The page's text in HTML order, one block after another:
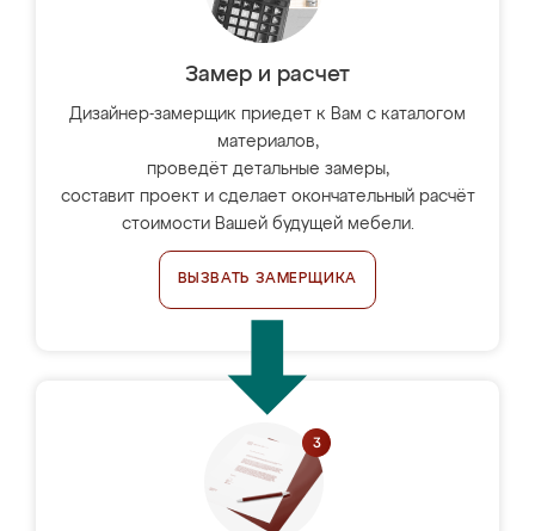
Замер и расчет
Дизайнер-замерщик приедет к Вам с каталогом
материалов,
проведёт детальные замеры,
составит проект и сделает окончательный расчёт
стоимости Вашей будущей мебели.
ВЫЗВАТЬ ЗАМЕРЩИКА